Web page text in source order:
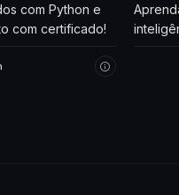
com Python e
com certificado!